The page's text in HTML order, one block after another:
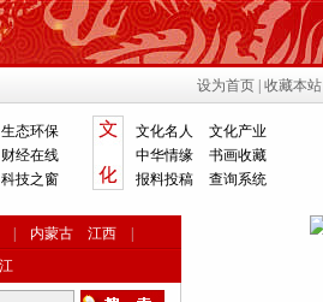
设为首页 收藏本站
生态环保
财经在线
科技之窗
文化名人
文化产业
中华情缘
书画收藏
报料投稿
查询系统
内蒙古 江西